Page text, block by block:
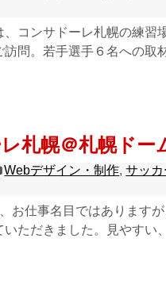
コンサドーレ札幌の練習
問。若手選手６名への取
札幌＠札幌ドー
Webデザイン・制作,サッ
お仕事名目ではあります
いただきました。見やすい